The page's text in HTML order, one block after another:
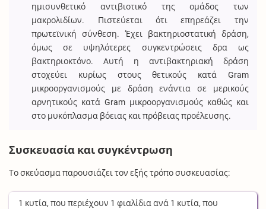
ημισυνθετικό αντιβιοτικό της ομάδος των
μακρολιδίων. Πιστεύεται ότι επηρεάζει την
πρωτεϊνική σύνθεση. Έχει βακτηριοστατική δράση,
όμως σε υψηλότερες συγκεντρώσεις δρα ως
βακτηριοκτόνο. Αυτή η αντιβακτηριακή δράση
στοχεύει κυρίως στους θετικούς κατά Gram
μικροοργανισμούς με δράση ενάντια σε μερικούς
αρνητικούς κατά Gram μικροοργανισμούς καθώς και
στο μυκόπλασμα βόειας και πρόβειας προέλευσης.
Συσκευασία και συγκέντρωση
Το σκεύασμα παρουσιάζει τον εξής τρόπο συσκευασίας:
1 κυτία, που περιέχουν 1 φιαλίδια ανά 1 κυτία, που